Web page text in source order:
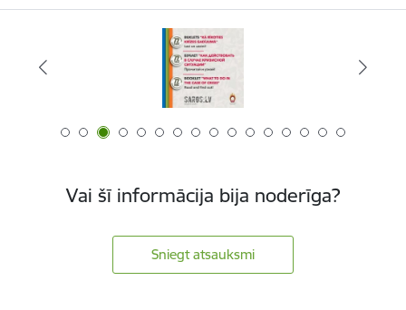
Vai šī informācija bija noderīga?
Sniegt atsauksmi